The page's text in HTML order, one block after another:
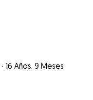
· 16 Años, 9 Meses